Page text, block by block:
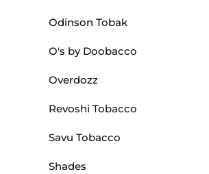
Odinson Tobak
O's by Doobacco
Overdozz
Revoshi Tobacco
Savu Tobacco
Shades